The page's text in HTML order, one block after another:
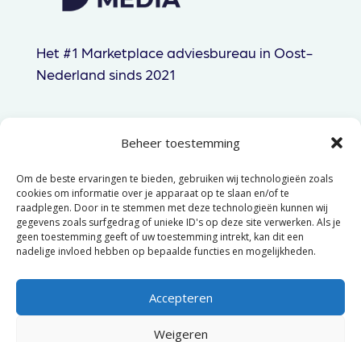
Beheer toestemming
Om de beste ervaringen te bieden, gebruiken wij technologieën zoals
cookies om informatie over je apparaat op te slaan en/of te
raadplegen. Door in te stemmen met deze technologieën kunnen wij
gegevens zoals surfgedrag of unieke ID's op deze site verwerken. Als je
geen toestemming geeft of uw toestemming intrekt, kan dit een
nadelige invloed hebben op bepaalde functies en mogelijkheden.
Accepteren
Weigeren
Het #1 Marketplace adviesbureau in Oost-
Nederland sinds 2021
hallo@gtpmedia.nl
Hengelo, NL